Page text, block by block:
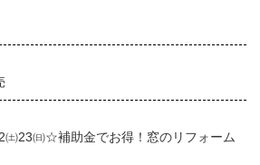
㈯23㈰☆補助金でお得！窓のリフォーム